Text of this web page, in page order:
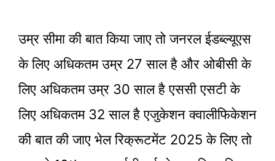
उम्र सीमा की बात किया जाए तो जनरल ईडब्ल्यूएस
के लिए अधिकतम उम्र 27 साल है और ओबीसी के
लिए अधिकतम उम्र 30 साल है एससी एसटी के
लिए अधिकतम 32 साल है एजुकेशन क्वालीफिकेशन
की बात की जाए भेल रिक्रूटमेंट 2025 के लिए तो